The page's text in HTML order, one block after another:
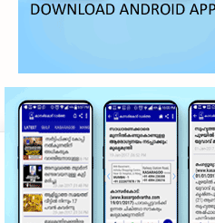
©2026‧My Kasaragod Vartha